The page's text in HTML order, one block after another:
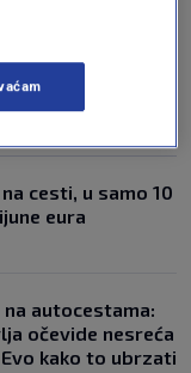
cesti, u samo 10
eura
autocestama:
očevide nesreća
kako to ubrzati